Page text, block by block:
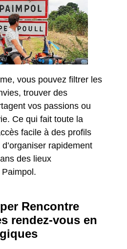
vous pouvez filtrer les
trouver des
vos passions ou
Ce qui fait toute la
facile à des profils
rapidement
des lieux
Rencontre
rendez-vous en